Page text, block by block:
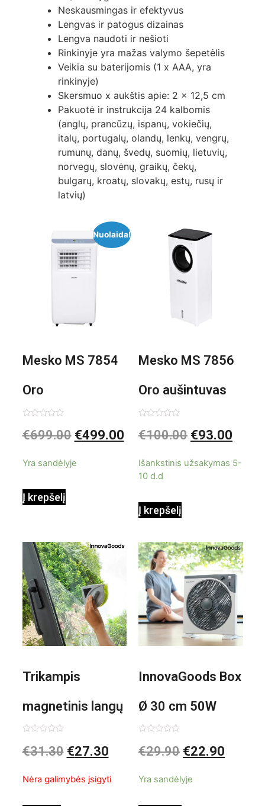
Neskausmingas ir efektyvus
Lengvas ir patogus dizainas
Lengva naudoti ir nešioti
Rinkinyje yra mažas valymo šepetėlis
Veikia su baterijomis (1 x AAA, yra
rinkinyje)
Skersmuo x aukštis apie: 2 x 12,5 cm
Pakuotė ir instrukcija 24 kalbomis
(anglų, prancūzų, ispanų, vokiečių,
italų, portugalų, olandų, lenkų, vengrų,
rumunų, danų, švedų, suomių, lietuvių,
norvegų, slovėnų, graikų, čekų,
bulgarų, kroatų, slovakų, estų, rusų ir
latvių)
Nuolaida!
Mesko MS 7854
Oro
kondicionierius
0
iš
€699.00 €499.00
Yra sandėlyje
Į krepšelį
Mesko MS 7856
Oro aušintuvas
be ašmenų 3in1
0
iš
€100.00 €93.00
Išankstinis užsakymas 5-
10 d.d
Į krepšelį
Trikampis
magnetinis langų
valiklis Klinmag
0
iš
€31.30 €27.30
Nėra galimybės įsigyti
InnovaGoods Box
Ø 30 cm 50W
Baltai pilkas
0
iš
€29.90 €22.90
Yra sandėlyje